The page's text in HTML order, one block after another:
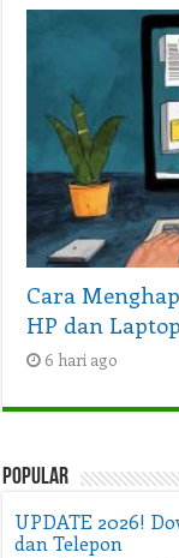
Cara
HP dan Laptop
6 hari ago
Popular
UPDATE 2026!
dan Telepon